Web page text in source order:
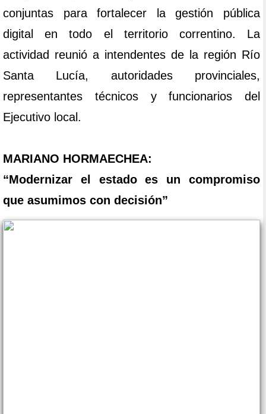
conjuntas para fortalecer la gestión pública
digital en todo el territorio correntino. La
actividad reunió a intendentes de la región Río
Santa Lucía, autoridades provinciales,
representantes técnicos y funcionarios del
Ejecutivo local.
MARIANO HORMAECHEA:
“Modernizar el estado es un compromiso
que asumimos con decisión”